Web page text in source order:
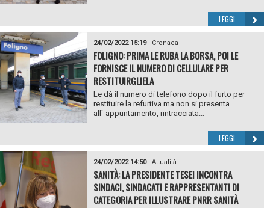
LEGGI
24/02/2022 15:19| Cronaca
FOLIGNO: PRIMA LE RUBA LA BORSA, POI LE
FORNISCE IL NUMERO DI CELLULARE PER
RESTITUIRGLIELA
Le dà il numero di telefono dopo il furto per
restituire la refurtiva ma non si presenta
all` appuntamento, rintracciata...
LEGGI
24/02/2022 14:50| Attualità
SANITÀ: LA PRESIDENTE TESEI INCONTRA
SINDACI, SINDACATI E RAPPRESENTANTI DI
CATEGORIA PER ILLUSTRARE PNRR SANITÀ